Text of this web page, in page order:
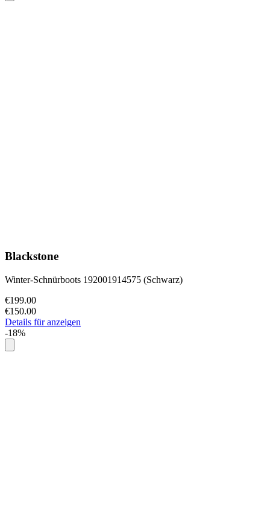
Blackstone
Winter-Schnürboots 192001914575 (Schwarz)
€199.00
€150.00
Details für anzeigen
-18%